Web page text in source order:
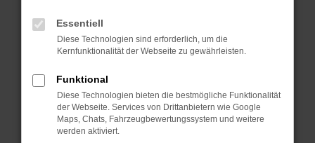
FEHLER: NETWORK
ERROR
Beim Laden ist ein Fehler aufgetreten.
Hier sind ein paar Tipps, die dir helfen
können:
Essentiell
Diese Technologien sind erforderlich, um die
Kernfunktionalität der Webseite zu gewährleisten.
Funktional
Diese Technologien bieten die bestmögliche Funktionalität
der Webseite. Services von Drittanbietern wie Google
Maps, Chats, Fahrzeugbewertungssystem und weitere
werden aktiviert.